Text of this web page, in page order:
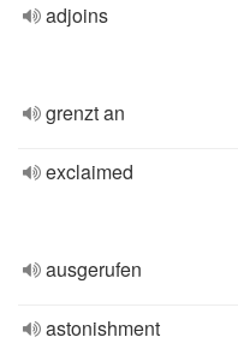
adjoins
grenzt an
exclaimed
ausgerufen
astonishment